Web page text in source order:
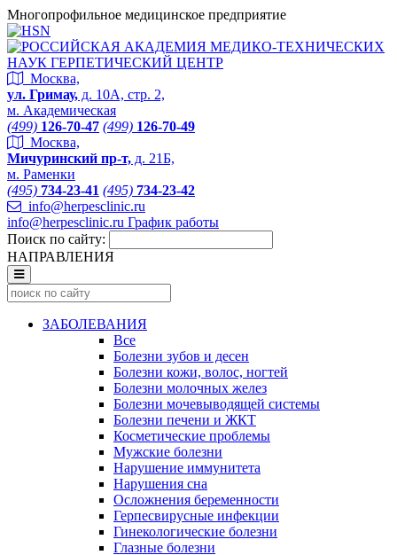
Многопрофильное медицинское предприятие
Москва,
ул. Гримау, д. 10А, стр. 2,
м. Академическая
(499) 126-70-47 (499) 126-70-49
Москва,
Мичуринский пр-т, д. 21Б,
м. Раменки
(495) 734-23-41 (495) 734-23-42
info@herpesclinic.ru
info@herpesclinic.ru График работы
Поиск по сайту:
НАПРАВЛЕНИЯ
ЗАБОЛЕВАНИЯ
Все
Болезни зубов и десен
Болезни кожи, волос, ногтей
Болезни молочных желез
Болезни мочевыводящей системы
Болезни печени и ЖКТ
Косметические проблемы
Мужские болезни
Нарушение иммунитета
Нарушения сна
Осложнения беременности
Герпесвирусные инфекции
Гинекологические болезни
Глазные болезни